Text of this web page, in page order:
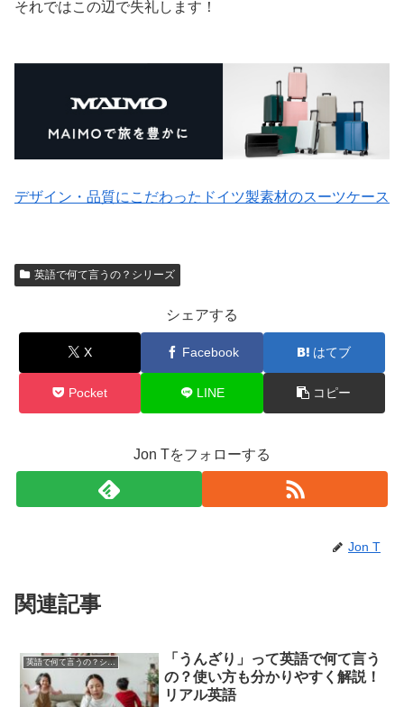
それではこの辺で失礼します！
デザイン・品質にこだわったドイツ製素材のスーツケース
英語で何て言うの？シリーズ
シェアする
X Facebook はてブ
Pocket LINE コピー
Jon Tをフォローする
Jon T
関連記事
英語で何て言うの？シリーズ
「うんざり」って英語で何て言う
の？使い方も分かりやすく解説！
リアル英語